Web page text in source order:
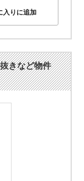
入りに追加
きなど物件